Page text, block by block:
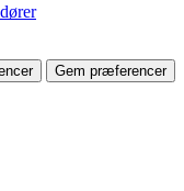
Gem præferencer